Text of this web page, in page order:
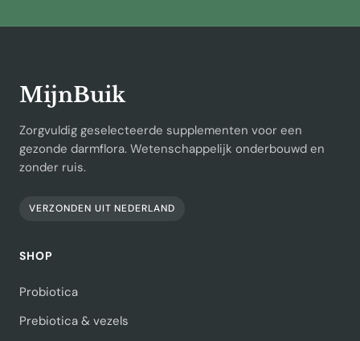
MijnBuik
Zorgvuldig geselecteerde supplementen voor een
gezonde darmflora. Wetenschappelijk onderbouwd en
zonder ruis.
VERZONDEN UIT NEDERLAND
SHOP
Probiotica
Prebiotica & vezels